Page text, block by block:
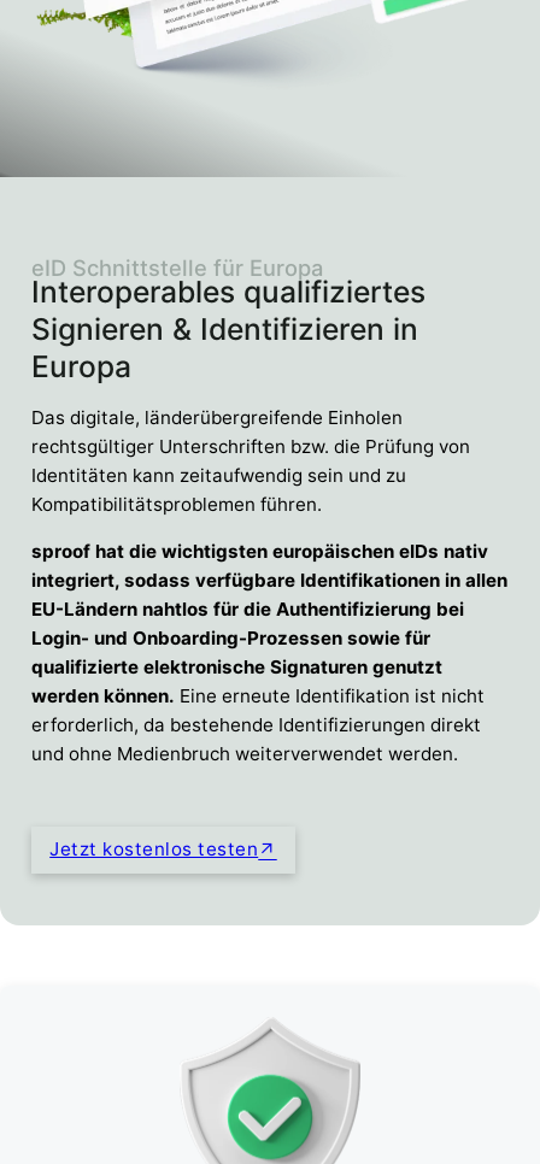
Interoperables qualifiziertes
Signieren & Identifizieren in
Europa
eID Schnittstelle für Europa
Das digitale, länderübergreifende Einholen
rechtsgültiger Unterschriften bzw. die Prüfung von
Identitäten kann zeitaufwendig sein und zu
Kompatibilitätsproblemen führen.
sproof hat die wichtigsten europäischen eIDs nativ
integriert, sodass verfügbare Identifikationen in allen
EU-Ländern nahtlos für die Authentifizierung bei
Login- und Onboarding-Prozessen sowie für
qualifizierte elektronische Signaturen genutzt
werden können. Eine erneute Identifikation ist nicht
erforderlich, da bestehende Identifizierungen direkt
und ohne Medienbruch weiterverwendet werden.
Jetzt kostenlos testen